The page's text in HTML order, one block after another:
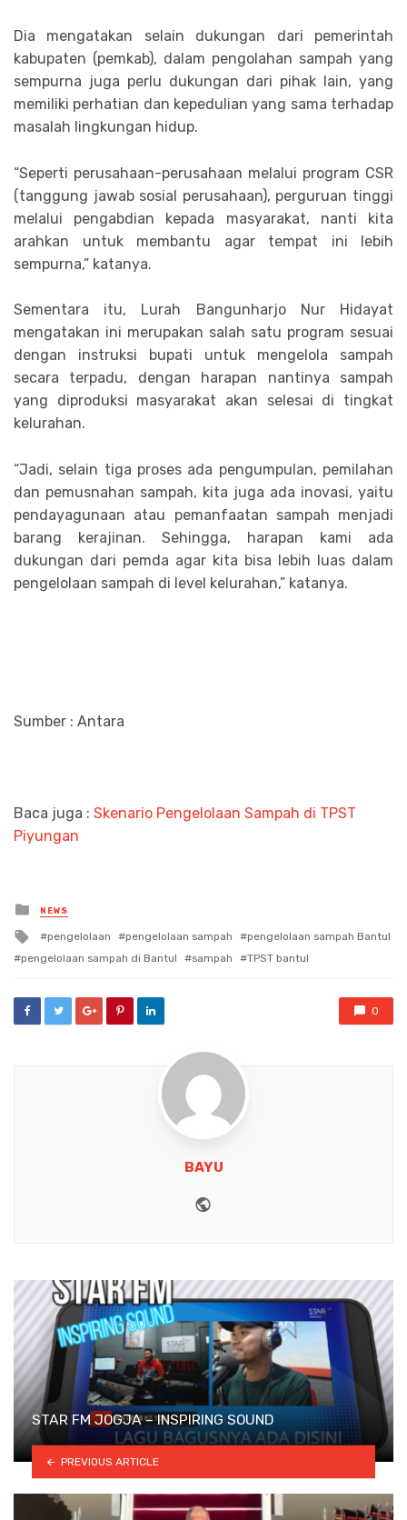
Dia mengatakan selain dukungan dari pemerintah
kabupaten (pemkab), dalam pengolahan sampah yang
sempurna juga perlu dukungan dari pihak lain, yang
memiliki perhatian dan kepedulian yang sama terhadap
masalah lingkungan hidup.
“Seperti perusahaan-perusahaan melalui program CSR
(tanggung jawab sosial perusahaan), perguruan tinggi
melalui pengabdian kepada masyarakat, nanti kita
arahkan untuk membantu agar tempat ini lebih
sempurna,” katanya.
Sementara itu, Lurah Bangunharjo Nur Hidayat
mengatakan ini merupakan salah satu program sesuai
dengan instruksi bupati untuk mengelola sampah
secara terpadu, dengan harapan nantinya sampah
yang diproduksi masyarakat akan selesai di tingkat
kelurahan.
“Jadi, selain tiga proses ada pengumpulan, pemilahan
dan pemusnahan sampah, kita juga ada inovasi, yaitu
pendayagunaan atau pemanfaatan sampah menjadi
barang kerajinan. Sehingga, harapan kami ada
dukungan dari pemda agar kita bisa lebih luas dalam
pengelolaan sampah di level kelurahan,” katanya.
Sumber : Antara
Baca juga : Skenario Pengelolaan Sampah di TPST
Piyungan
Posted
in
NEWS
Tagged
with
pengelolaan pengelolaan sampah
pengelolaan sampah Bantul
pengelolaan sampah di Bantul
sampah TPST bantul
0
BAYU
STAR FM JOGJA – INSPIRING SOUND
PREVIOUS ARTICLE